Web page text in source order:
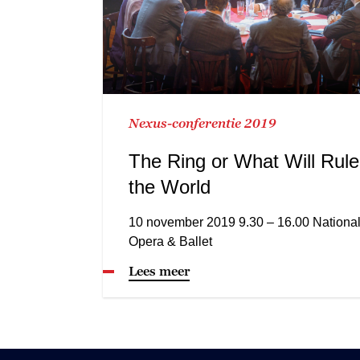
Nexus-conferentie 2019
The Ring or What Will Rule
the World
10 november 2019 9.30 – 16.00
Opera & Ballet
Lees meer